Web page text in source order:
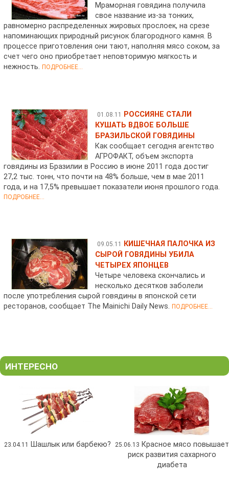
Мраморная говядина получила
свое название из-за тонких,
равномерно распределенных жировых прослоек, на срезе
напоминающих природный рисунок благородного камня. В
процессе приготовления они тают, наполняя мясо соком, за
счет чего оно приобретает неповторимую мягкость и
нежность.ПОДРОБНЕЕ...
01.08.11
РОССИЯНЕ СТАЛИ
КУШАТЬ ВДВОЕ БОЛЬШЕ
БРАЗИЛЬСКОЙ ГОВЯДИНЫ
Как сообщает сегодня агентство
АГРОФАКТ, объем экспорта
говядины из Бразилии в Россию в июне 2011 года достиг
27,2 тыс. тонн, что почти на 48% больше, чем в мае 2011
года, и на 17,5% превышает показатели июня прошлого года.
ПОДРОБНЕЕ...
09.05.11
КИШЕЧНАЯ ПАЛОЧКА ИЗ
СЫРОЙ ГОВЯДИНЫ УБИЛА
ЧЕТЫРЕХ ЯПОНЦЕВ
Четыре человека скончались и
несколько десятков заболели
после употребления сырой говядины в японской сети
ресторанов, сообщает The Mainichi Daily News.ПОДРОБНЕЕ...
ИНТЕРЕСНО
23.04.11 Шашлык или барбекю? 25.06.13 Красное мясо повышает
риск развития сахарного
диабета